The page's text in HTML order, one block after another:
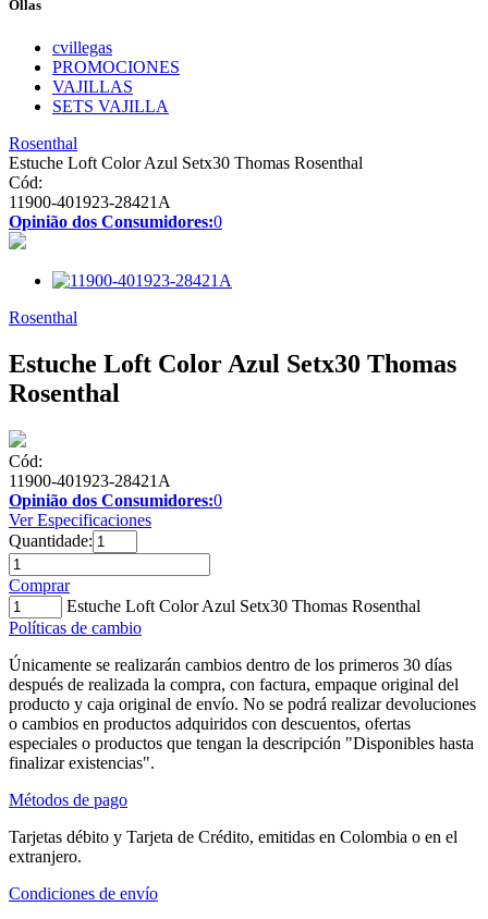
Ollas
cvillegas
PROMOCIONES
VAJILLAS
SETS VAJILLA
Rosenthal
Estuche Loft Color Azul Setx30 Thomas Rosenthal
Cód:
11900-401923-28421A
Opinião dos Consumidores:0
Rosenthal
Estuche Loft Color Azul Setx30 Thomas
Rosenthal
Cód:
11900-401923-28421A
Opinião dos Consumidores:0
Ver Especificaciones
Quantidade:
Comprar
Estuche Loft Color Azul Setx30 Thomas Rosenthal
Políticas de cambio
Únicamente se realizarán cambios dentro de los primeros 30 días
después de realizada la compra, con factura, empaque original del
producto y caja original de envío. No se podrá realizar devoluciones
o cambios en productos adquiridos con descuentos, ofertas
especiales o productos que tengan la descripción "Disponibles hasta
finalizar existencias".
Métodos de pago
Tarjetas débito y Tarjeta de Crédito, emitidas en Colombia o en el
extranjero.
Condiciones de envío